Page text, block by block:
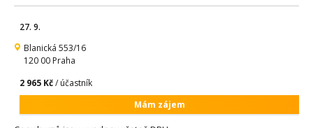
27. 9.
Blanická 553/16
120 00 Praha
2 965 Kč/ účastník
Mám zájem